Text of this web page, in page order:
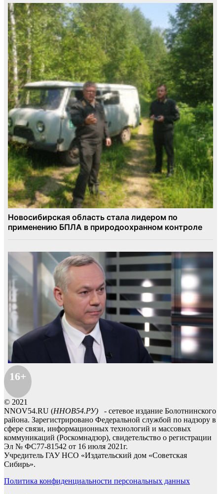
16+
© 2021
NNOV54.RU (ННОВ54.РУ) - сетевое издание Болотнинского
района. Зарегистрировано Федеральной службой по надзору в
сфере связи, информационных технологий и массовых
коммуникаций (Роскомнадзор), свидетельство о регистрации
Эл № ФС77-81542 от 16 июля 2021г.
Учредитель ГАУ НСО «Издательский дом «Советская
Сибирь».
Политика конфиденциальности персональных данных